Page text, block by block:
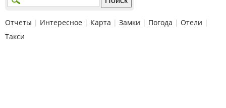
Отчеты | Интересное | Карта | Замки | Погода | Отели |
Такси